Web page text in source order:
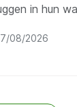
in hun
08/2026